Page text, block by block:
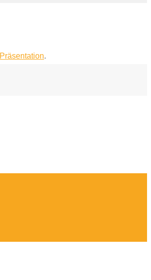
Präsentation.